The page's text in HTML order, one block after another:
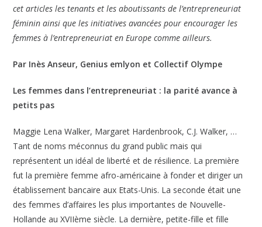
cet articles les tenants et les aboutissants de l’entrepreneuriat
féminin ainsi que les initiatives avancées pour encourager les
femmes à l’entrepreneuriat en Europe comme ailleurs.
Par Inès Anseur, Genius emlyon et Collectif Olympe
Les femmes dans l’entrepreneuriat : la parité avance à
petits pas
Maggie Lena Walker, Margaret Hardenbrook, C.J. Walker, …
Tant de noms méconnus du grand public mais qui
représentent un idéal de liberté et de résilience. La première
fut la première femme afro-américaine à fonder et diriger un
établissement bancaire aux Etats-Unis. La seconde était une
des femmes d’affaires les plus importantes de Nouvelle-
Hollande au XVIIème siècle. La dernière, petite-fille et fille